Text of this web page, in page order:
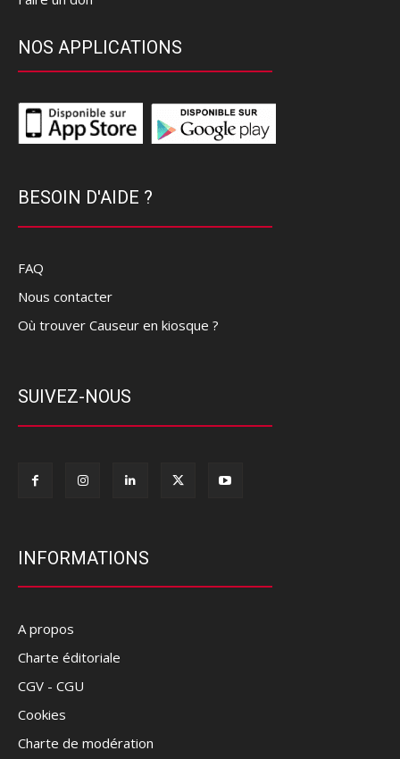
NOS APPLICATIONS
BESOIN D'AIDE ?
FAQ
Nous contacter
Où trouver Causeur en kiosque ?
SUIVEZ-NOUS
INFORMATIONS
A propos
Charte éditoriale
CGV - CGU
Cookies
Charte de modération